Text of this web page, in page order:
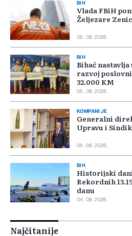
BIH
Vlada FBiH
Željezare
05. 08. 2026.
BIH
Bihać
razvoj
32.000 KM
05. 08. 2026.
KOMPANIJE
Generalni
Upravu i
05. 08. 2026.
BIH
Historijski
Rekordnih
danu
04. 08. 2026.
Najčitanije